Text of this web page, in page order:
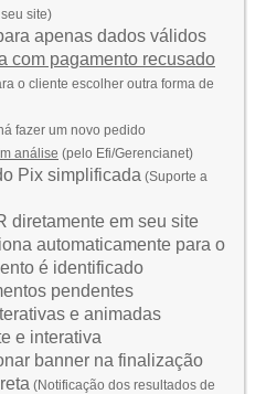
site)
apenas dados válidos
com pagamento recusado
o cliente escolher outra forma de
fazer um novo pedido
análise (pelo Efi/Gerencianet)
Pix simplificada (Suporte a
diretamente em seu site
automaticamente para o
é identificado
pendentes
e animadas
e interativa
banner na finalização
(Notificação dos resultados de